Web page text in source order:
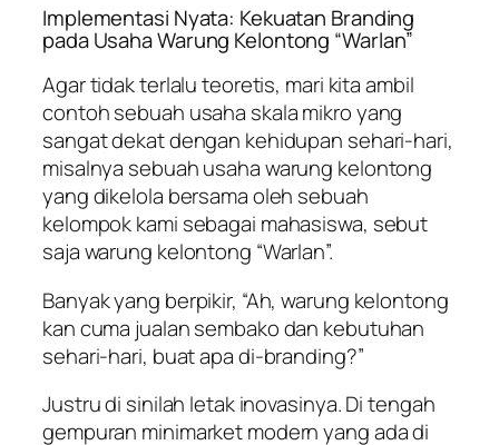
Implementasi Nyata: Kekuatan Branding
pada Usaha Warung Kelontong “Warlan”
Agar tidak terlalu teoretis, mari kita ambil
contoh sebuah usaha skala mikro yang
sangat dekat dengan kehidupan sehari-hari,
misalnya sebuah usaha warung kelontong
yang dikelola bersama oleh sebuah
kelompok kami sebagai mahasiswa, sebut
saja warung kelontong “Warlan”.
Banyak yang berpikir, “Ah, warung kelontong
kan cuma jualan sembako dan kebutuhan
sehari-hari, buat apa di-branding?”
Justru di sinilah letak inovasinya. Di tengah
gempuran minimarket modern yang ada di